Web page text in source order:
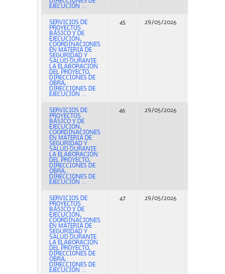
EJECUCIÓN ...
SERVICIOS DE
PROYECTOS
BÁSICO Y DE
EJECUCIÓN,
COORDINACIONES
EN MATERIA DE
SEGURIDAD Y
SALUD DURANTE
LA ELABORACIÓN
DEL PROYECTO,
DIRECCIONES DE
OBRA,
DIRECCIONES DE
EJECUCIÓN ...
45 29/05/2026
SERVICIOS DE
PROYECTOS
BÁSICO Y DE
EJECUCIÓN,
COORDINACIONES
EN MATERIA DE
SEGURIDAD Y
SALUD DURANTE
LA ELABORACIÓN
DEL PROYECTO,
DIRECCIONES DE
OBRA,
DIRECCIONES DE
EJECUCIÓN ...
46 29/05/2026
SERVICIOS DE
PROYECTOS
BÁSICO Y DE
EJECUCIÓN,
COORDINACIONES
EN MATERIA DE
SEGURIDAD Y
SALUD DURANTE
LA ELABORACIÓN
DEL PROYECTO,
DIRECCIONES DE
OBRA,
DIRECCIONES DE
EJECUCIÓN ...
47 29/05/2026